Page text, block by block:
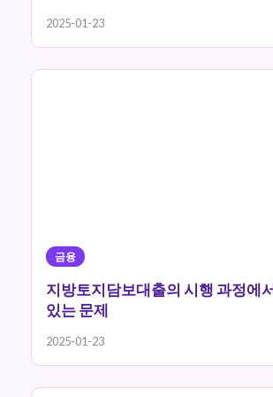
2025-01-23
금융
지방토지담보대출의 시행 과정에
있는 문제
2025-01-23